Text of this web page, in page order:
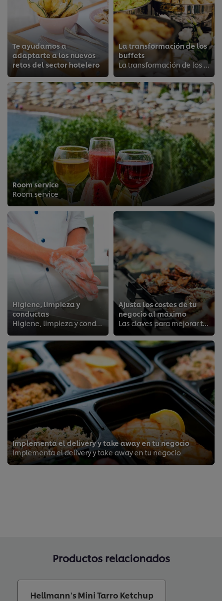
Te ayudamos a
adaptarte a los nuevos
retos del sector hotelero
La transformación de los
buffets
La transformación de los buffets
Room service
Room service
Higiene, limpieza y
conductas
Higiene, limpieza y conductas
Ajusta los costes de tu
negocio al máximo
Las claves para mejorar tu negocio
Implementa el delivery y take away en tu negocio
Implementa el delivery y take away en tu negocio
Productos relacionados
Hellmann's Mini Tarro Ketchup